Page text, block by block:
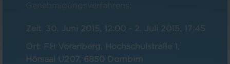
Pressebereich
Kontakt
Genehmigungsverfahrens;
Zeit 30. Juni 2015, 12:00 - 2. Juli 2015, 17:45
Ort
FH Vorarlberg, Hochschulstraße 1,
Hörsaal U207, 6850 Dornbirn